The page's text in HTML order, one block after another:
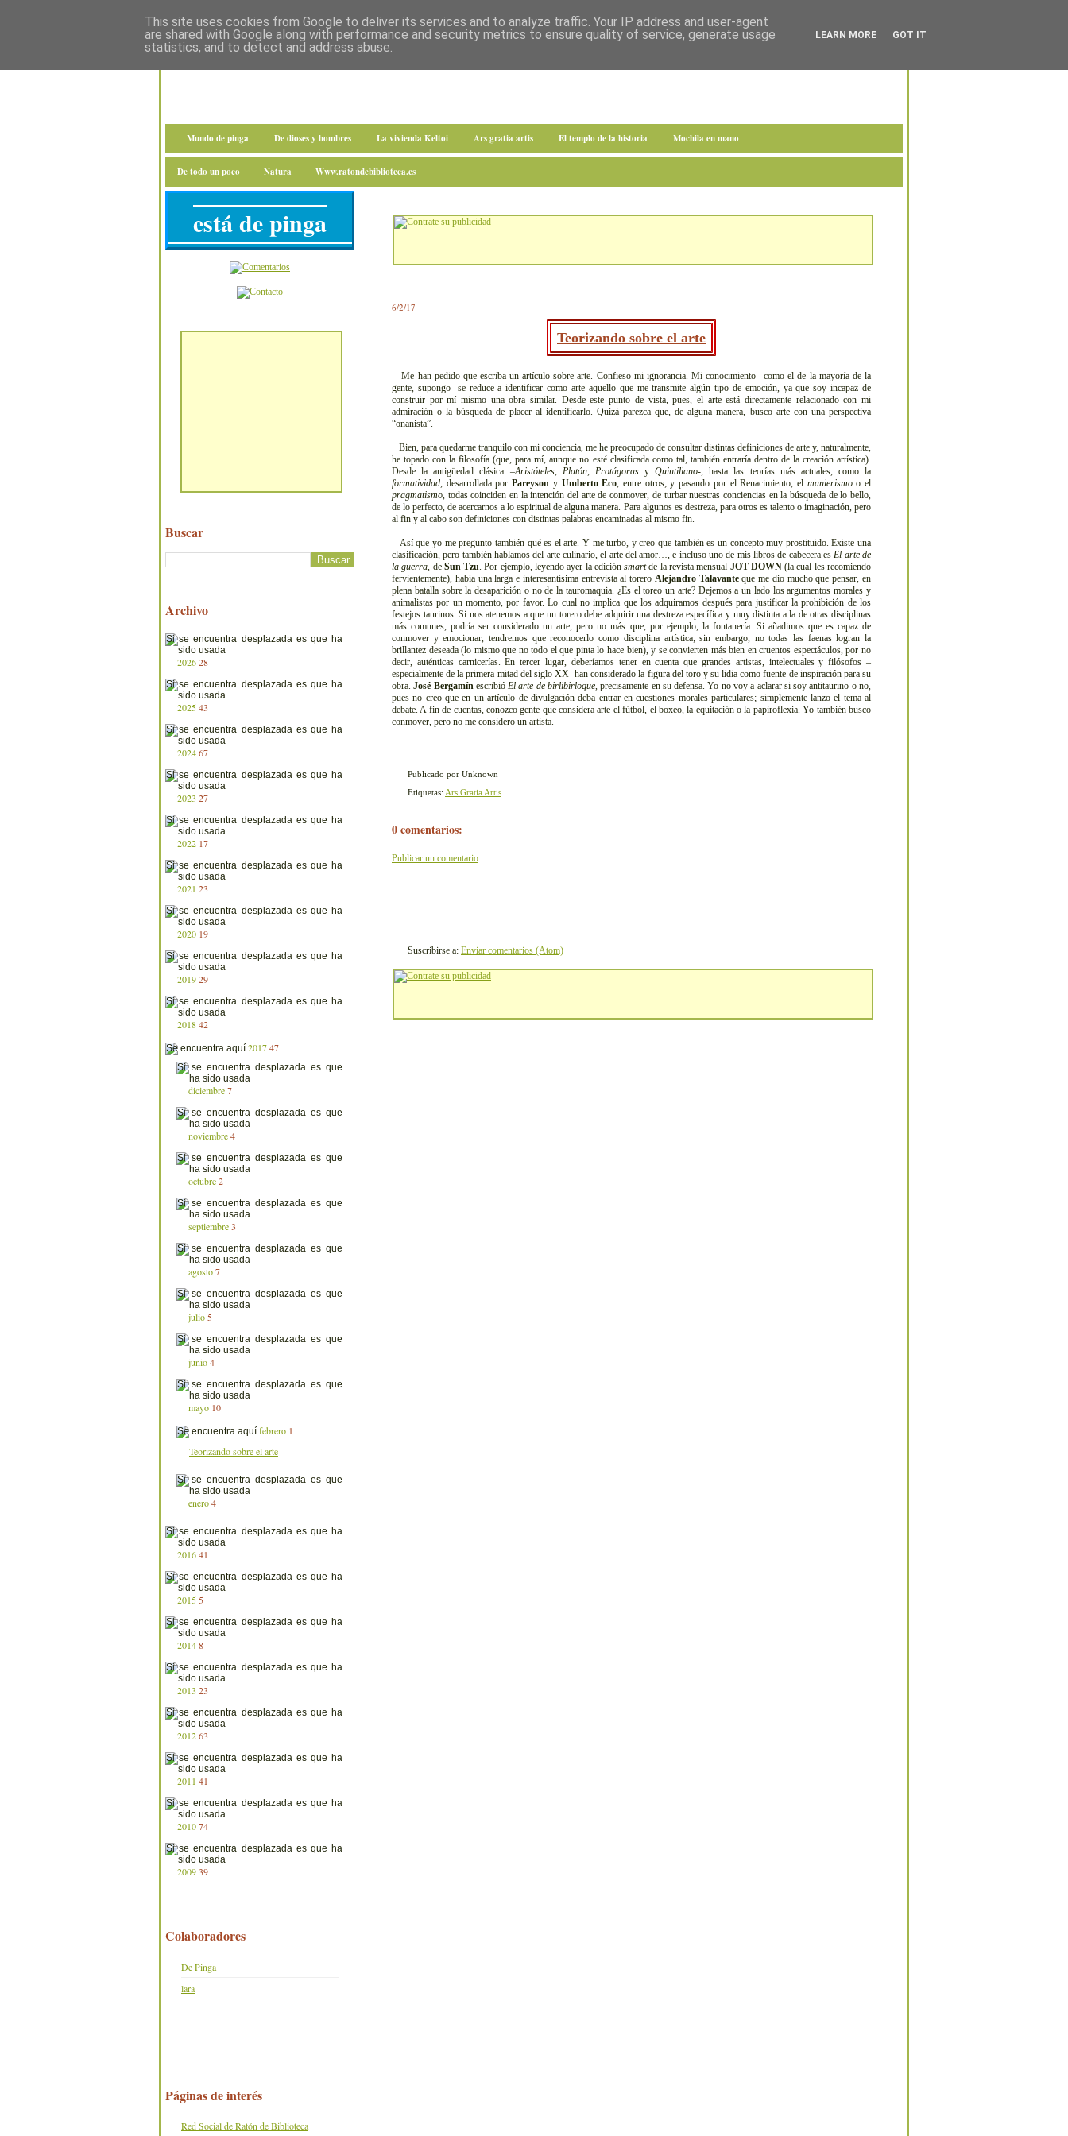
Mundo de pinga De dioses y hombres La vivienda Keltoi Ars gratia artis El templo de la historia Mochila en mano
De todo un poco Natura Www.ratondebiblioteca.es
6/2/17
Teorizando sobre el arte
Me han pedido que escriba un artículo sobre arte. Confieso mi ignorancia. Mi conocimiento –como el de la mayoría de la
gente, supongo- se reduce a identificar como arte aquello que me transmite algún tipo de emoción, ya que soy incapaz de
construir por mí mismo una obra similar. Desde este punto de vista, pues, el arte está directamente relacionado con mi
admiración o la búsqueda de placer al identificarlo. Quizá parezca que, de alguna manera, busco arte con una perspectiva
“onanista”.
Bien, para quedarme tranquilo con mi conciencia, me he preocupado de consultar distintas definiciones de arte y, naturalmente,
he topado con la filosofía (que, para mí, aunque no esté clasificada como tal, también entraría dentro de la creación artística).
Desde la antigüedad clásica –Aristóteles, Platón, ProtágorasyQuintiliano-, hasta las teorías más actuales, como la
formatividad, desarrollada porPareyson y Umberto Eco, entre otros; y pasando por el Renacimiento, el manierismoo el
pragmatismo, todas coinciden en la intención del arte de conmover, de turbar nuestras conciencias en la búsqueda de lo bello,
de lo perfecto, de acercarnos a lo espiritual de alguna manera. Para algunos es destreza, para otros es talento o imaginación, pero
al fin y al cabo son definiciones con distintas palabras encaminadas al mismo fin.
Así que yo me pregunto también qué es el arte. Y me turbo, y creo que también es un concepto muy prostituido. Existe una
clasificación, pero también hablamos del arte culinario, el arte del amor…, e incluso uno de mis libros de cabecera esEl arte de
la guerra, de Sun Tzu. Por ejemplo, leyendo ayer la ediciónsmartde la revista mensual JOT DOWN(la cual les recomiendo
fervientemente), había una larga e interesantísima entrevista al torero Alejandro Talavanteque me dio mucho que pensar, en
plena batalla sobre la desaparición o no de la tauromaquia. ¿Es el toreo un arte? Dejemos a un lado los argumentos morales y
animalistas por un momento, por favor. Lo cual no implica que los adquiramos después para justificar la prohibición de los
festejos taurinos. Si nos atenemos a que un torero debe adquirir una destreza específica y muy distinta a la de otras disciplinas
más comunes, podría ser considerado un arte, pero no más que, por ejemplo, la fontanería. Si añadimos que es capaz de
conmover y emocionar, tendremos que reconocerlo como disciplina artística; sin embargo, no todas las faenas logran la
brillantez deseada (lo mismo que no todo el que pinta lo hace bien), y se convierten más bien en cruentos espectáculos, por no
decir, auténticas carnicerías. En tercer lugar, deberíamos tener en cuenta que grandes artistas, intelectuales y filósofos –
especialmente de la primera mitad del siglo XX- han considerado la figura del toro y su lidia como fuente de inspiración para su
obra.José BergamínescribióEl arte de birlibirloque, precisamente en su defensa. Yo no voy a aclarar si soy antitaurino o no,
pues no creo que en un artículo de divulgación deba entrar en cuestiones morales particulares; simplemente lanzo el tema al
debate. A fin de cuentas, conozco gente que considera arte el fútbol, el boxeo, la equitación o la papiroflexia. Yo también busco
conmover, pero no me considero un artista.
Publicado por Unknown
Etiquetas: Ars Gratia Artis
0 comentarios:
Publicar un comentario
Suscribirse a: Enviar comentarios (Atom)
está de pinga
Buscar
Archivo
202628
202543
202467
2023 27
2022 17
2021 23
2020 19
201929
201842
201747
diciembre 7
noviembre 4
octubre 2
septiembre 3
agosto 7
julio 5
junio 4
mayo 10
febrero 1
Teorizando sobre el arte
enero 4
201641
2015 5
20148
2013 23
201263
2011 41
201074
200939
Colaboradores
De Pinga
lara
Páginas de interés
Red Social de Ratón de Biblioteca
This site uses cookies from Google to deliver its services and to analyze traffic. Your IP address and user-agent
are shared with Google along with performance and security metrics to ensure quality of service, generate usage
statistics, and to detect and address abuse.
LEARN MORE GOT IT